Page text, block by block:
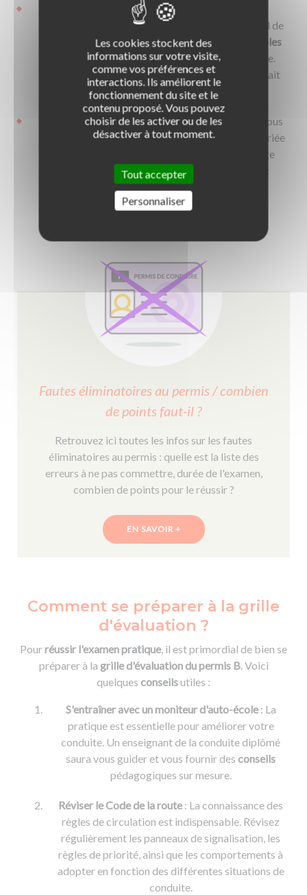
Ne pas contrôler les angles morts
changements de direction ou de voie, il est crucial de
angles morts. L'absence de ces
contrôles
peut entraîner une élimination immédiate.
Soyez particulièrement vigilant sur ce point qui fait
partie deserreurs courantes
Mauvaise gestion d'une situation d'urgence
: Si vous
réagissez trop lentement ou de manière inappropriée
face à une situation imprévue (accident, freinage
brusque d'un autre véhicule, etc.), vous risquez
également l'élimination.
Fautes éliminatoires au permis / combien
de points faut-il ?
Retrouvez ici toutes les infos sur les fautes
éliminatoires au permis : quelle est la liste des
erreurs à ne pas commettre, durée de l'examen,
combien de points pour le réussir ?
EN SAVOIR +
Comment se préparer à la grille
d'évaluation ?
Pourréussir l'examen pratique, il est primordial de bien se
préparer à la grille d'évaluation du permis B. Voici
quelques conseilsutiles :
S'entraîner avec un moniteur d'auto-école: La
pratique est essentielle pour améliorer votre
conduite. Un enseignant de la conduite diplômé
saura vous guider et vous fournir des conseils
pédagogiques sur mesure.
Réviser le Code de la route : La connaissance des
règles de circulation est indispensable. Révisez
régulièrement les panneaux de signalisation, les
règles de priorité, ainsi que les comportements à
adopter en fonction des différentes situations de
conduite.
Les cookies stockent des
informations sur votre visite,
comme vos préférences et
interactions. Ils améliorent le
fonctionnement du site et le
contenu proposé. Vous pouvez
choisir de les activer ou de les
désactiver à tout moment.
Tout accepter
Personnaliser